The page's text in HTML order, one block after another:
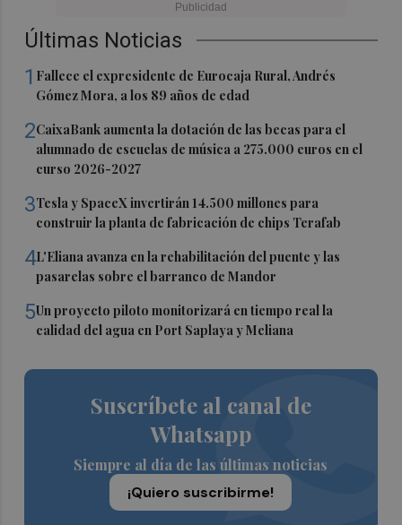
Últimas Noticias
1 Fallece el expresidente de Eurocaja Rural, Andrés
Gómez Mora, a los 89 años de edad
2CaixaBank aumenta la dotación de las becas para el
alumnado de escuelas de música a 275.000 euros en el
curso 2026-2027
3Tesla y SpaceX invertirán 14.500 millones para
construir la planta de fabricación de chips Terafab
4L'Eliana avanza en la rehabilitación del puente y las
pasarelas sobre el barranco de Mandor
5Un proyecto piloto monitorizará en tiempo real la
calidad del agua en Port Saplaya y Meliana
Suscríbete al canal de
Whatsapp
Siempre al día de las últimas noticias
¡Quiero suscribirme!